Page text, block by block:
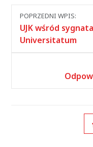
Nawigacja
między
wpisami
POPRZEDNI WPIS:
UJK wśród
Universitatum